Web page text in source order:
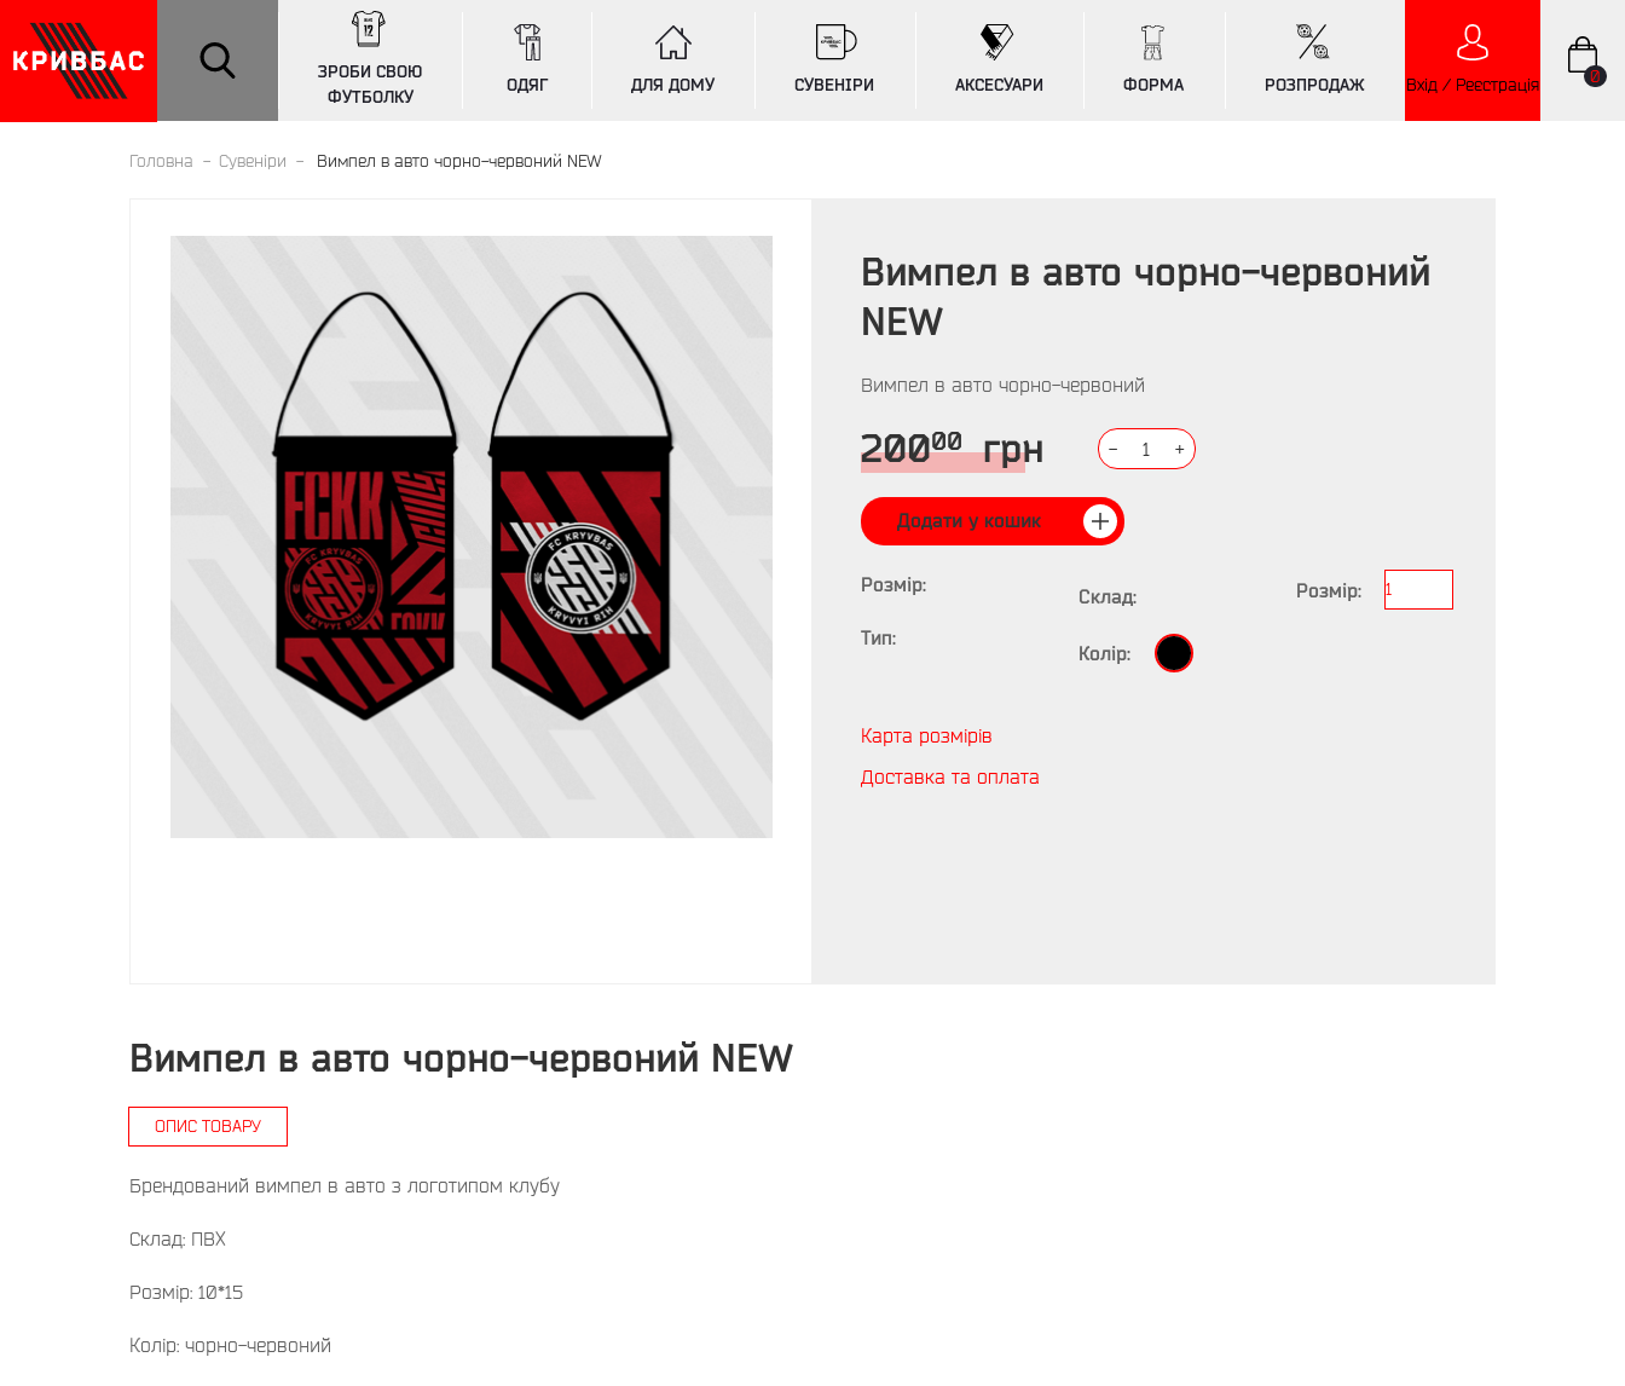
ЗРОБИ СВОЮ
ФУТБОЛКУ
ОДЯГ ДЛЯ ДОМУ СУВЕНІРИ АКСЕСУАРИ ФОРМА РОЗПРОДАЖ Вхід / Реєстрація 0
Головна Сувенiри Вимпел в авто чорно-червоний NEW
Вимпел в авто чорно-червоний
NEW
Вимпел в авто чорно-червоний
20000 грн - 1 +
Додати у кошик
Розмір:
Склад:
Тип:
Розмір: 1
Колір:
Карта розмірів
Доставка та оплата
Вимпел в авто чорно-червоний NEW
ОПИС ТОВАРУ
Брендований вимпел в авто з логотипом клубу
Склад: ПВХ
Розмір: 10*15
Колір: чорно-червоний